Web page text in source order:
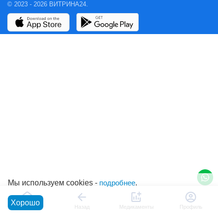
© 2023 - 2026 ВИТРИНА24.
Главная Назад Медикаменты Профиль
Мы используем cookies - подробнее.
Хорошо